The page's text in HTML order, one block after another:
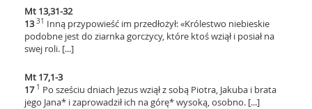
Mt 13,31-32
13 31 Inną przypowieść im przedłożył: «Królestwo niebieskie
podobne jest do ziarnka gorczycy, które ktoś wziął i posiał na
swej roli. [...]
Mt 17,1-3
171 Po sześciu dniach Jezus wziął z sobą Piotra, Jakuba i brata
jego Jana* i zaprowadził ich na górę* wysoką, osobno. [...]